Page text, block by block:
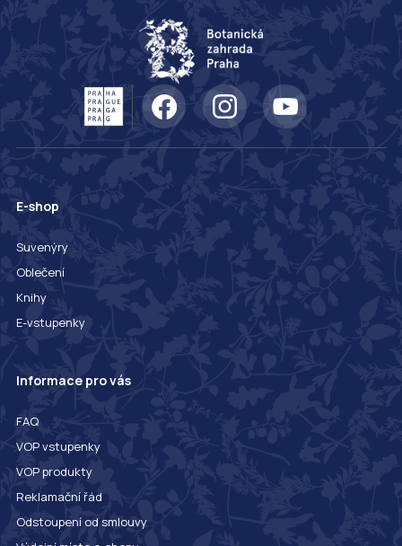
E-shop
Suvenýry
Oblečení
Knihy
E-vstupenky
Informace pro vás
FAQ
VOP vstupenky
VOP produkty
Reklamační řád
Odstoupení od smlouvy